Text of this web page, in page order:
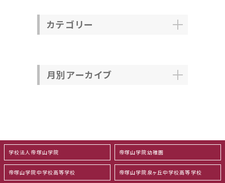
カテゴリー
月別アーカイブ
学校法人帝塚山学院 帝塚山学院幼稚園
帝塚山学院中学校高等学校 帝塚山学院泉ヶ丘中学校高等学校